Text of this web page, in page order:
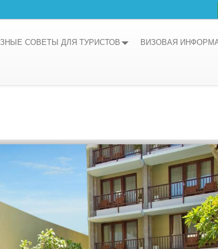
СОВЕТЫ ДЛЯ ТУРИСТОВ ВИЗОВАЯ